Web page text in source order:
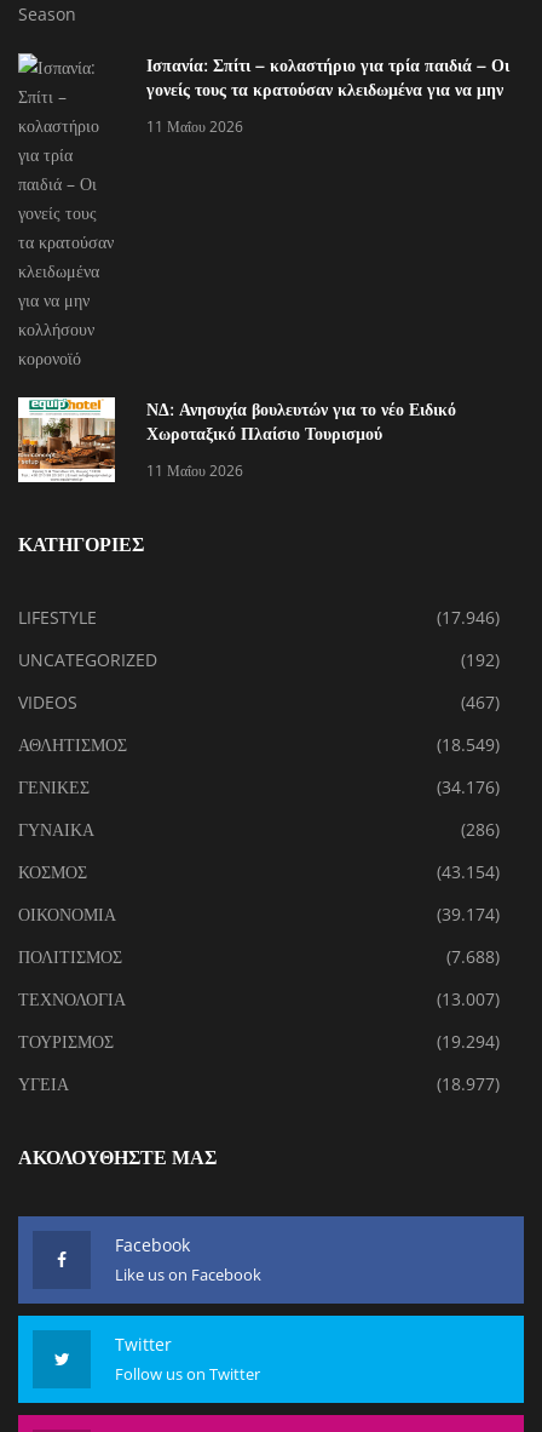
Ισπανία: Σπίτι – κολαστήριο για τρία παιδιά – Οι
γονείς τους τα κρατούσαν κλειδωμένα για να μην
11 Μαΐου 2026
ΝΔ: Ανησυχία βουλευτών για το νέο Ειδικό
Χωροταξικό Πλαίσιο Τουρισμού
11 Μαΐου 2026
ΚΑΤΗΓΟΡΙΕΣ
LIFESTYLE
(17.946)
UNCATEGORIZED
(192)
VIDEOS
(467)
ΑΘΛΗΤΙΣΜΟΣ
(18.549)
ΓΕΝΙΚΕΣ
(34.176)
ΓΥΝΑΙΚΑ
(286)
ΚΟΣΜΟΣ
(43.154)
ΟΙΚΟΝΟΜΙΑ
(39.174)
ΠΟΛΙΤΙΣΜΟΣ
(7.688)
ΤΕΧΝΟΛΟΓΙΑ
(13.007)
ΤΟΥΡΙΣΜΟΣ
(19.294)
ΥΓΕΙΑ
(18.977)
ΑΚΟΛΟΥΘΗΣΤΕ ΜΑΣ
Facebook
Like us on Facebook
Twitter
Follow us on Twitter